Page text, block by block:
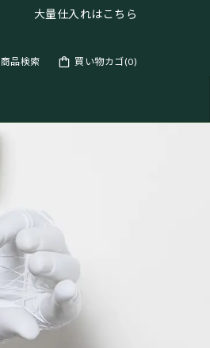
大量仕入れはこちら
商品検索 買い物カゴ(0)